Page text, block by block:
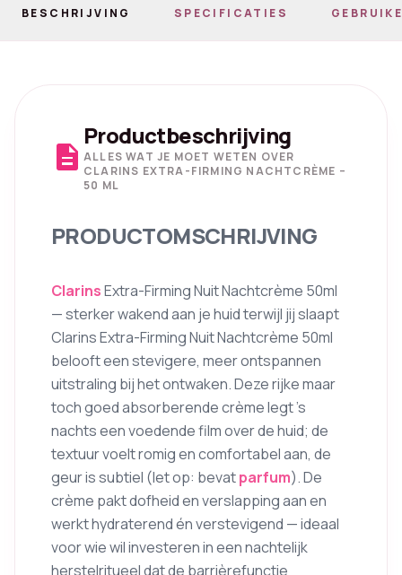
BESCHRIJVING SPECIFICATIES
description
Productbeschrijving
ALLES WAT JE MOET WETEN OVER
CLARINS EXTRA-FIRMING NACHTCRÈME –
50 ML
PRODUCTOMSCHRIJVING
ClarinsExtra-Firming Nuit Nachtcrème 50ml
— sterker wakend aan je huid terwijl jij slaapt
Clarins Extra-Firming Nuit Nachtcrème 50ml
belooft een stevigere, meer ontspannen
uitstraling bij het ontwaken. Deze rijke maar
toch goed absorberende crème legt ’s
nachts een voedende film over de huid; de
textuur voelt romig en comfortabel aan, de
geur is subtiel (let op: bevatparfum). De
crème pakt dofheid en verslapping aan en
werkt hydraterend én verstevigend — ideaal
voor wie wil investeren in een nachtelijk
herstelritueel dat de barrièrefunctie